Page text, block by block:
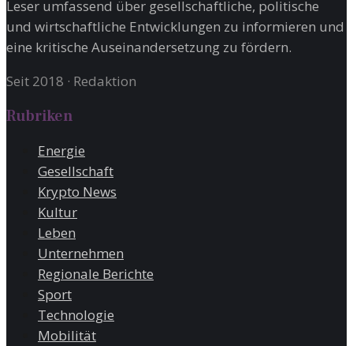
Leser umfassend über gesellschaftliche, politische
und wirtschaftliche Entwicklungen zu informieren und
eine kritische Auseinandersetzung zu fördern.
Seit 2018 · Redaktion
Rubriken
Energie
Gesellschaft
Krypto News
Kultur
Leben
Unternehmen
Regionale Berichte
Sport
Technologie
Mobilität